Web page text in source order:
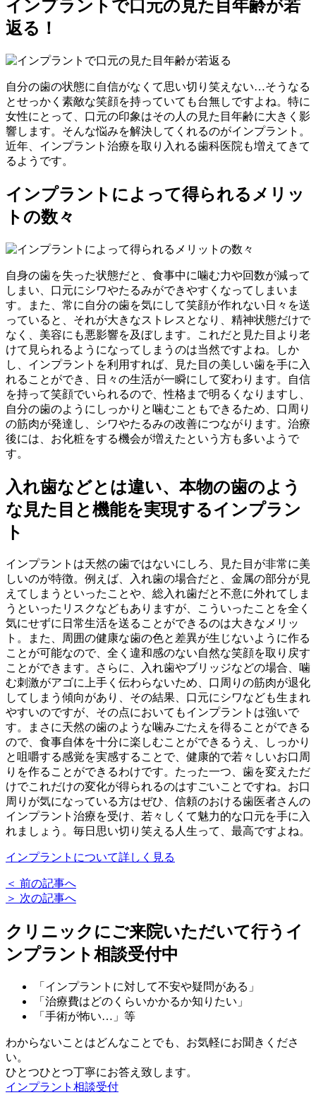
インプラントで口元の見た目年齢が若
返る！
自分の歯の状態に自信がなくて思い切り笑えない…そうなる
とせっかく素敵な笑顔を持っていても台無しですよね。特に
女性にとって、口元の印象はその人の見た目年齢に大きく影
響します。そんな悩みを解決してくれるのがインプラント。
近年、インプラント治療を取り入れる歯科医院も増えてきて
るようです。
インプラントによって得られるメリッ
トの数々
自身の歯を失った状態だと、食事中に噛む力や回数が減って
しまい、口元にシワやたるみができやすくなってしまいま
す。また、常に自分の歯を気にして笑顔が作れない日々を送
っていると、それが大きなストレスとなり、精神状態だけで
なく、美容にも悪影響を及ぼします。これだと見た目より老
けて見られるようになってしまうのは当然ですよね。しか
し、インプラントを利用すれば、見た目の美しい歯を手に入
れることができ、日々の生活が一瞬にして変わります。自信
を持って笑顔でいられるので、性格まで明るくなりますし、
自分の歯のようにしっかりと噛むこともできるため、口周り
の筋肉が発達し、シワやたるみの改善につながります。治療
後には、お化粧をする機会が増えたという方も多いようで
す。
入れ歯などとは違い、本物の歯のよう
な見た目と機能を実現するインプラン
ト
インプラントは天然の歯ではないにしろ、見た目が非常に美
しいのが特徴。例えば、入れ歯の場合だと、金属の部分が見
えてしまうといったことや、総入れ歯だと不意に外れてしま
うといったリスクなどもありますが、こういったことを全く
気にせずに日常生活を送ることができるのは大きなメリッ
ト。また、周囲の健康な歯の色と差異が生じないように作る
ことが可能なので、全く違和感のない自然な笑顔を取り戻す
ことができます。さらに、入れ歯やブリッジなどの場合、噛
む刺激がアゴに上手く伝わらないため、口周りの筋肉が退化
してしまう傾向があり、その結果、口元にシワなども生まれ
やすいのですが、その点においてもインプラントは強いで
す。まさに天然の歯のような噛みごたえを得ることができる
ので、食事自体を十分に楽しむことができるうえ、しっかり
と咀嚼する感覚を実感することで、健康的で若々しいお口周
りを作ることができるわけです。たった一つ、歯を変えただ
けでこれだけの変化が得られるのはすごいことですね。お口
周りが気になっている方はぜひ、信頼のおける歯医者さんの
インプラント治療を受け、若々しくて魅力的な口元を手に入
れましょう。毎日思い切り笑える人生って、最高ですよね。
インプラントについて詳しく見る
＜ 前の記事へ
＞ 次の記事へ
クリニックにご来院いただいて行う イ
ンプラント相談受付中
「インプラントに対して不安や疑問がある」
「治療費はどのくらいかかるか知りたい」
「手術が怖い…」等
わからないことはどんなことでも、お気軽にお聞きくださ
い。
ひとつひとつ丁寧にお答え致します。
インプラント相談受付